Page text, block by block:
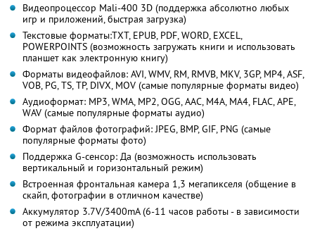
Видеопроцессор Mali-400 3D (поддержка абсолютно любых
игр и приложений, быстрая загрузка)
Текстовые форматы:TXT, EPUB, PDF, WORD, EXCEL,
POWERPOINTS (возможность загружать книги и использовать
планшет как электронную книгу)
Форматы видеофайлов: AVI, WMV, RM, RMVB, MKV, 3GP, MP4, ASF,
VOB, PG, TS, TP, DIVX, MOV (самые популярные форматы видео)
Аудиоформат: MP3, WMA, MP2, OGG, AAC, M4A, MA4, FLAC, APE,
WAV (самые популярные форматы аудио)
Формат файлов фотографий: JPEG, BMP, GIF, PNG (самые
популярные форматы фото)
Поддержка G-сенсор: Да (возможность использовать
вертикальный и горизонтальный режим)
Встроенная фронтальная камера 1,3 мегапикселя (общение в
скайп, фотографии в отличном качестве)
Аккумулятор 3.7V/3400mA (6-11 часов работы - в зависимости
от режима эксплуатации)